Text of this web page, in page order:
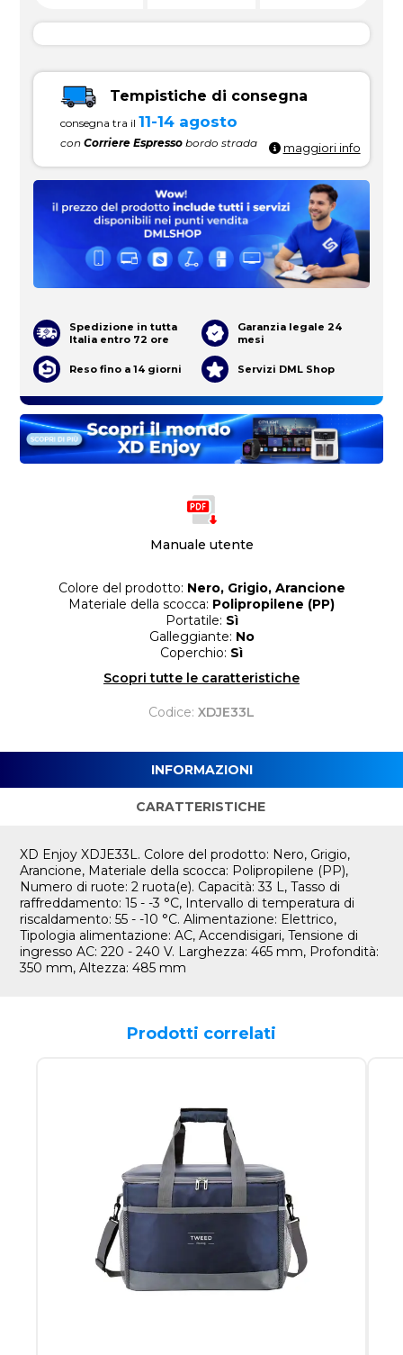
Manuale utente
Colore del prodotto: Nero, Grigio, Arancione
Materiale della scocca: Polipropilene (PP)
Portatile: Sì
Galleggiante: No
Coperchio: Sì
Scopri tutte le caratteristiche
Codice: XDJE33L
Tempistiche di consegna
consegna tra il 11-14 agosto
conCorriere Espresso bordo strada maggiori info
Spedizione in tutta
Italia entro 72 ore
Garanzia legale 24
mesi
Reso fino a 14 giorni Servizi DML Shop
INFORMAZIONI
CARATTERISTICHE
XD Enjoy XDJE33L. Colore del prodotto: Nero, Grigio,
Arancione, Materiale della scocca: Polipropilene (PP),
Numero di ruote: 2 ruota(e). Capacità: 33 L, Tasso di
raffreddamento: 15 - -3 °C, Intervallo di temperatura di
riscaldamento: 55 - -10 °C. Alimentazione: Elettrico,
Tipologia alimentazione: AC, Accendisigari, Tensione di
ingresso AC: 220 - 240 V. Larghezza: 465 mm, Profondità:
350 mm, Altezza: 485 mm
Prodotti correlati